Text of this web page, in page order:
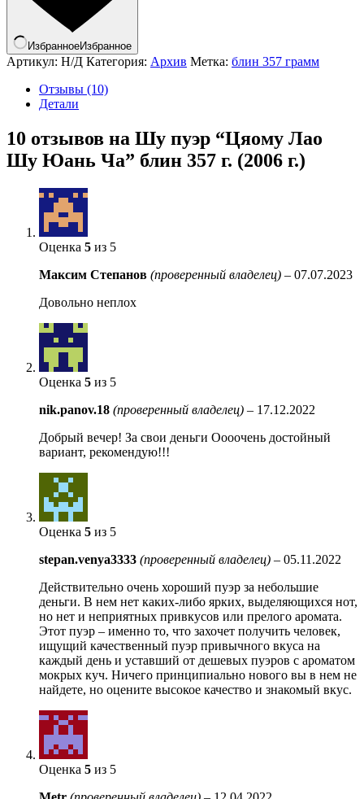
ИзбранноеИзбранное
Артикул: Н/Д Категория: Архив Метка: блин 357 грамм
Отзывы (10)
Детали
10 отзывов на Шу пуэр “Цяому Лао
Шу Юань Ча” блин 357 г. (2006 г.)
Оценка 5 из 5
Максим Степанов (проверенный владелец) – 07.07.2023
Довольно неплох
Оценка 5 из 5
nik.panov.18 (проверенный владелец) – 17.12.2022
Добрый вечер! За свои деньги Оооочень достойный
вариант, рекомендую!!!
Оценка 5 из 5
stepan.venya3333 (проверенный владелец) – 05.11.2022
Действительно очень хороший пуэр за небольшие
деньги. В нем нет каких-либо ярких, выделяющихся нот,
но нет и неприятных привкусов или прелого аромата.
Этот пуэр – именно то, что захочет получить человек,
ищущий качественный пуэр привычного вкуса на
каждый день и уставший от дешевых пуэров с ароматом
мокрых куч. Ничего принципиально нового вы в нем не
найдете, но оцените высокое качество и знакомый вкус.
Оценка 5 из 5